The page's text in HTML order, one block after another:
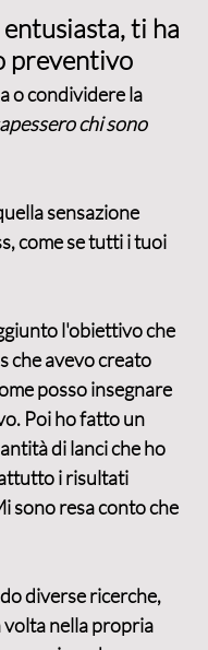
ti ha
preventivo
o condividere la
chi sono
sensazione
come se tutti i tuoi
l'obiettivo che
che avevo creato
posso insegnare
Poi ho fatto un
di lanci che ho
i risultati
sono resa conto che
diverse ricerche,
volta nella propria